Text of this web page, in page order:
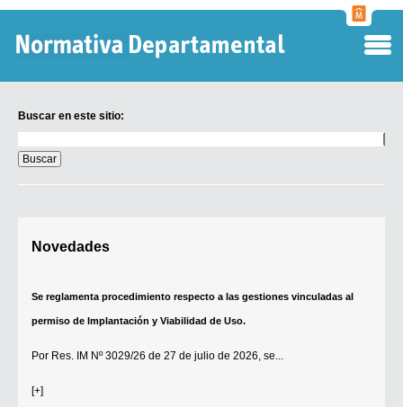
Buscar en este sitio:
en
este
sitio:
Novedades
Se reglamenta procedimiento respecto a las gestiones vinculadas al
permiso de Implantación y Viabilidad de Uso.
Por Res. IM Nº 3029/26 de 27 de julio de 2026, se...
[+]